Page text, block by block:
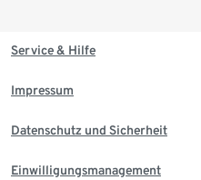
Service & Hilfe
Impressum
Datenschutz und Sicherheit
Einwilligungsmanagement